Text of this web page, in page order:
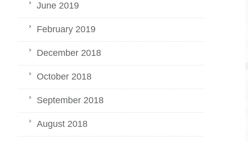
June 2019
February 2019
December 2018
October 2018
September 2018
August 2018